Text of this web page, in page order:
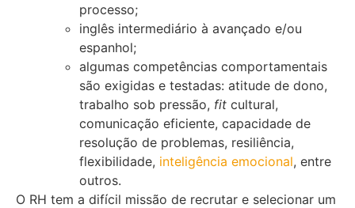
processo;
inglês intermediário à avançado e/ou
espanhol;
algumas competências comportamentais
são exigidas e testadas: atitude de dono,
trabalho sob pressão, fit cultural,
comunicação eficiente, capacidade de
resolução de problemas, resiliência,
flexibilidade, inteligência emocional, entre
outros.
O RH tem a difícil missão de recrutar e selecionar um